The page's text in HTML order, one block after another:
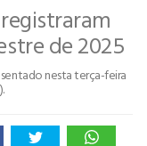
de 2025
nesta terça-feira